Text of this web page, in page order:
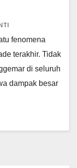
fenomena
terakhir. Tidak
di seluruh
dampak besar